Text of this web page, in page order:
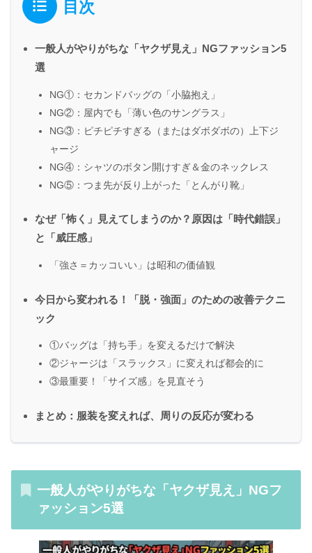
目次
一般人がやりがちな「ヤクザ見え」NGファッション5
選
NG①：セカンドバッグの「小脇抱え」
NG②：屋内でも「薄い色のサングラス」
NG③：ピチピチすぎる（またはダボダボの）上下ジ
ャージ
NG④：シャツのボタン開けすぎ＆金のネックレス
NG⑤：つま先が反り上がった「とんがり靴」
なぜ「怖く」見えてしまうのか？原因は「時代錯誤」
と「威圧感」
「強さ＝カッコいい」は昭和の価値観
今日から変われる！「脱・強面」のための改善テクニ
ック
①バッグは「持ち手」を変えるだけで解決
②ジャージは「スラックス」に変えれば都会的に
③最重要！「サイズ感」を見直そう
まとめ：服装を変えれば、周りの反応が変わる
一般人がやりがちな「ヤクザ見え」NGフ
ァッション5選